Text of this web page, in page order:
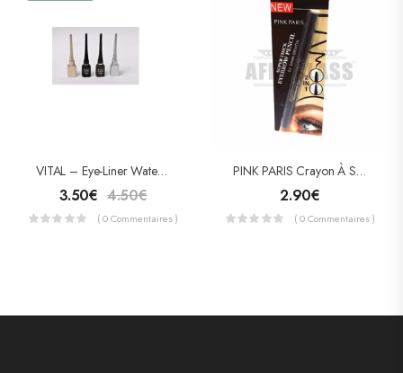
VITAL – Eye-Liner Waterproof
3.50€ 4.50€
( 0 Commentaires )
PINK PARIS Crayon À Sourcils 2 En 1 Super Thick
2.90€
( 0 Commentaires )